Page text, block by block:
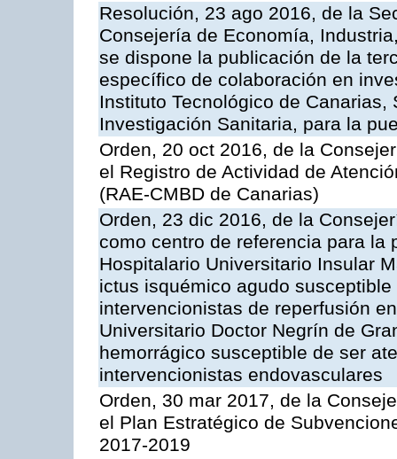
Resolución, 23 ago 2016, de la
Consejería de Economía,
se dispone la publicación de la
específico de colaboración en
Instituto Tecnológico de
Investigación Sanitaria, para la
Orden, 20 oct 2016, de la
el Registro de Actividad de
(RAE-CMBD de Canarias)
Orden, 23 dic 2016, de la
como centro de referencia para la
Hospitalario Universitario Insular
ictus isquémico agudo
intervencionistas de reperfusión
Universitario Doctor Negrín de
hemorrágico susceptible de ser
intervencionistas endovasculares
Orden, 30 mar 2017, de la
el Plan Estratégico de
2017-2019